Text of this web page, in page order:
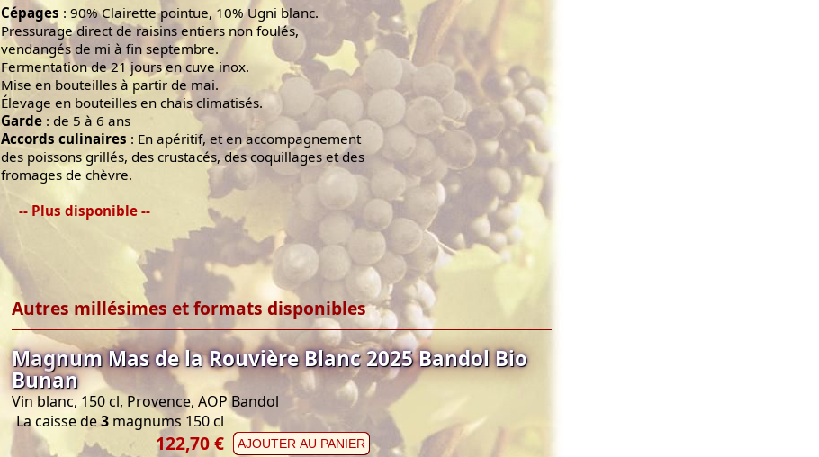
Cépages : 90% Clairette pointue, 10% Ugni blanc.
Pressurage direct de raisins entiers non foulés,
vendangés de mi à fin septembre.
Fermentation de 21 jours en cuve inox.
Mise en bouteilles à partir de mai.
Élevage en bouteilles en chais climatisés.
Garde : de 5 à 6 ans
Accords culinaires : En apéritif, et en accompagnement
des poissons grillés, des crustacés, des coquillages et des
fromages de chèvre.
-- Plus disponible --
Autres millésimes et formats disponibles
Magnum Mas de la Rouvière Blanc 2025 Bandol Bio
Bunan
Vin blanc, 150 cl, Provence, AOP Bandol
La caisse de3 magnums 150 cl
122,70 € AJOUTER AU PANIER